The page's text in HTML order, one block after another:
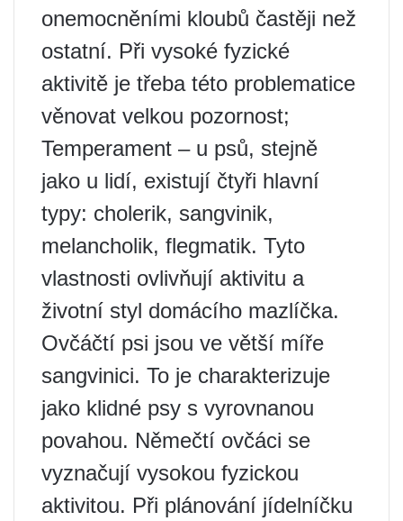
onemocněními kloubů častěji než
ostatní. Při vysoké fyzické
aktivitě je třeba této problematice
věnovat velkou pozornost;
Temperament – ​​u psů, stejně
jako u lidí, existují čtyři hlavní
typy: cholerik, sangvinik,
melancholik, flegmatik. Tyto
vlastnosti ovlivňují aktivitu a
životní styl domácího mazlíčka.
Ovčáčtí psi jsou ve větší míře
sangvinici. To je charakterizuje
jako klidné psy s vyrovnanou
povahou. Němečtí ovčáci se
vyznačují vysokou fyzickou
aktivitou. Při plánování jídelníčku